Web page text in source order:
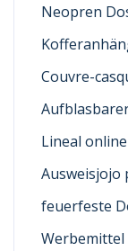
Neopren
Couvre-
Lineal
Ausweisjojo
feuerfeste